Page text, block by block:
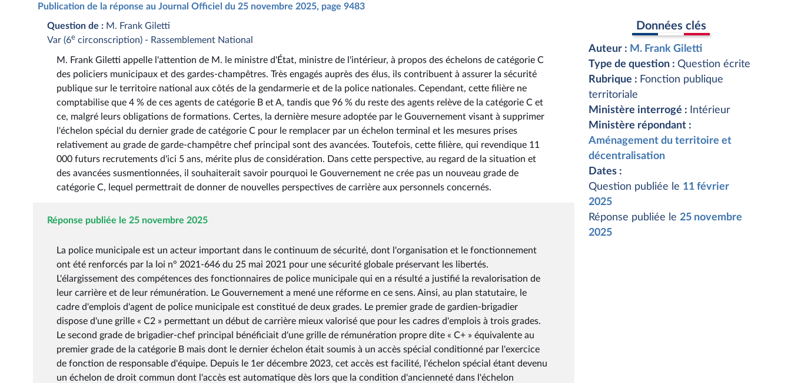
Publication de la réponse au Journal Officiel du 25 novembre 2025, page 9483
Question de : M. Frank Giletti
Var (6e circonscription) - Rassemblement National
M. Frank Giletti appelle l'attention de M. le ministre d'État, ministre de l'intérieur, à propos des échelons de catégorie C
des policiers municipaux et des gardes-champêtres. Très engagés auprès des élus, ils contribuent à assurer la sécurité
publique sur le territoire national aux côtés de la gendarmerie et de la police nationales. Cependant, cette filière ne
comptabilise que 4 % de ces agents de catégorie B et A, tandis que 96 % du reste des agents relève de la catégorie C et
ce, malgré leurs obligations de formations. Certes, la dernière mesure adoptée par le Gouvernement visant à supprimer
l'échelon spécial du dernier grade de catégorie C pour le remplacer par un échelon terminal et les mesures prises
relativement au grade de garde-champêtre chef principal sont des avancées. Toutefois, cette filière, qui revendique 11
000 futurs recrutements d'ici 5 ans, mérite plus de considération. Dans cette perspective, au regard de la situation et
des avancées susmentionnées, il souhaiterait savoir pourquoi le Gouvernement ne crée pas un nouveau grade de
catégorie C, lequel permettrait de donner de nouvelles perspectives de carrière aux personnels concernés.
Réponse publiée le 25 novembre 2025
La police municipale est un acteur important dans le continuum de sécurité, dont l'organisation et le fonctionnement
ont été renforcés par la loi n° 2021-646 du 25 mai 2021 pour une sécurité globale préservant les libertés.
L'élargissement des compétences des fonctionnaires de police municipale qui en a résulté a justifié la revalorisation de
leur carrière et de leur rémunération. Le Gouvernement a mené une réforme en ce sens. Ainsi, au plan statutaire, le
cadre d'emplois d'agent de police municipale est constitué de deux grades. Le premier grade de gardien-brigadier
dispose d'une grille « C2 » permettant un début de carrière mieux valorisé que pour les cadres d'emplois à trois grades.
Le second grade de brigadier-chef principal bénéficiait d'une grille de rémunération propre dite « C+ » équivalente au
premier grade de la catégorie B mais dont le dernier échelon était soumis à un accès spécial conditionné par l'exercice
de fonction de responsable d'équipe. Depuis le 1er décembre 2023, cet accès est facilité, l'échelon spécial étant devenu
un échelon de droit commun dont l'accès est automatique dès lors que la condition d'ancienneté dans l'échelon
Données clés
Auteur : M. Frank Giletti
Type de question : Question écrite
Rubrique : Fonction publique
territoriale
Ministère interrogé :
Intérieur
Ministère répondant :
Aménagement du territoire et
décentralisation
Dates :
Question publiée le 11 février
2025
Réponse publiée le 25 novembre
2025